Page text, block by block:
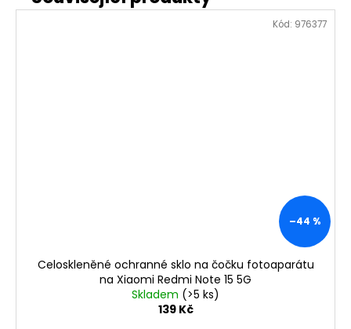
–44 %
Celoskleněné ochranné sklo na čočku fotoaparátu
na Xiaomi Redmi Note 15 5G
Skladem (>5 ks)
139 Kč
Kód: 976377